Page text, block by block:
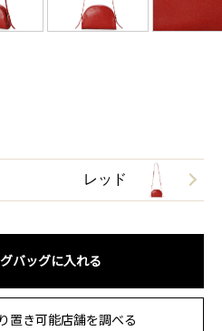
レッド
バッグに入れる
置き可能店舗を調べる